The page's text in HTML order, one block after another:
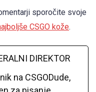
sporočite svoje
CSGO kože.
DIREKTOR
na CSGODude,